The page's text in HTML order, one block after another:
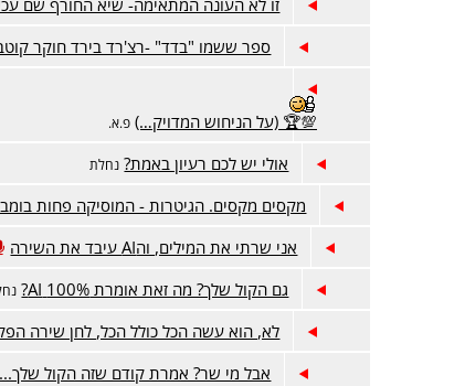
ספר ששמו "בדד" -רצ'רד בירד חוקר
💯🏆 (על הניחוש המדויק…) פ.א.
אולי יש לכם רעיון באמת? נחלת
מקסים מקסים. הגיטרות - המוסיקה פחות
אני שרתי את המילים, והAI עיבד את השירה
גם הקול שלך? מה זאת אומרת 100% AI?
לא, הוא עשה הכל כולל הכל, לחן שירה
אבל מי שר? אמרת קודם שזה הקול